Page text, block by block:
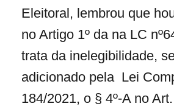
Eleitoral, lembrou que
no Artigo 1º da na LC
trata da inelegibilidade,
adicionado pela Lei
184/2021, o § 4º-A no